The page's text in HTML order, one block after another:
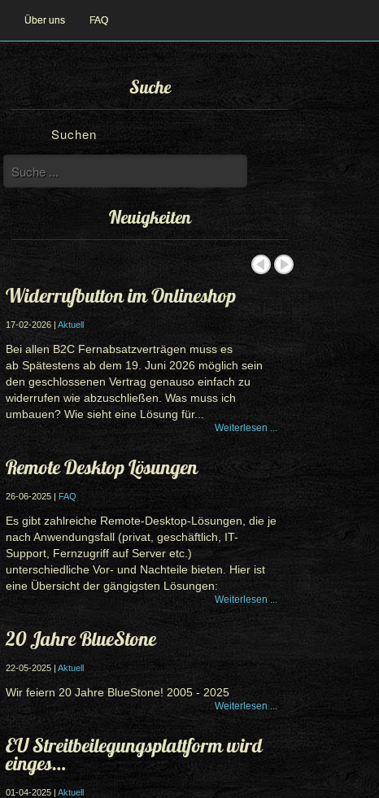
Über uns FAQ
Suche
Suchen
Neuigkeiten
Widerrufbutton im Onlineshop
17-02-2026 | Aktuell
Bei allen B2C Fernabsatzverträgen muss es
ab Spätestens ab dem 19. Juni 2026 möglich sein
den geschlossenen Vertrag genauso einfach zu
widerrufen wie abzuschließen. Was muss ich
umbauen? Wie sieht eine Lösung für...
Weiterlesen ...
Remote Desktop Lösungen
26-06-2025 | FAQ
Es gibt zahlreiche Remote-Desktop-Lösungen, die je
nach Anwendungsfall (privat, geschäftlich, IT-
Support, Fernzugriff auf Server etc.)
unterschiedliche Vor- und Nachteile bieten. Hier ist
eine Übersicht der gängigsten Lösungen:
Weiterlesen ...
20 Jahre BlueStone
22-05-2025 | Aktuell
Wir feiern 20 Jahre BlueStone! 2005 - 2025
Weiterlesen ...
EU Streitbeilegungsplattform wird
einges…
01-04-2025 | Aktuell